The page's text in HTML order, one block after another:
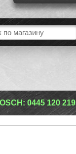
0445 120 219